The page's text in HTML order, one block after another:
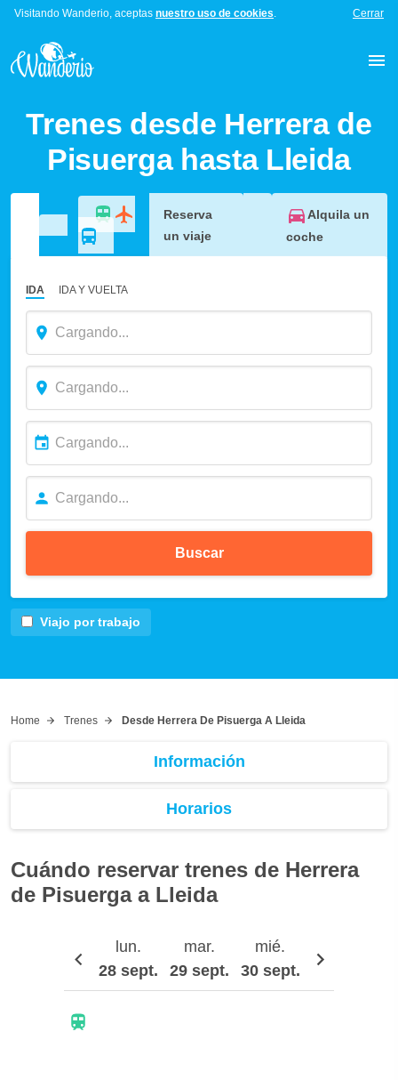
Visitando Wanderio, aceptas nuestro uso de cookies. Cerrar
Trenes desde Herrera de
Pisuerga hasta Lleida
Reserva
un viaje
Alquila un
coche
IDA IDA Y VUELTA
Buscar
Viajo por trabajo
Home Trenes Desde Herrera De Pisuerga A Lleida
Información
Horarios
Cuándo reservar trenes de Herrera
de Pisuerga a Lleida
lun.
28 sept.
mar.
29 sept.
mié.
30 sept.